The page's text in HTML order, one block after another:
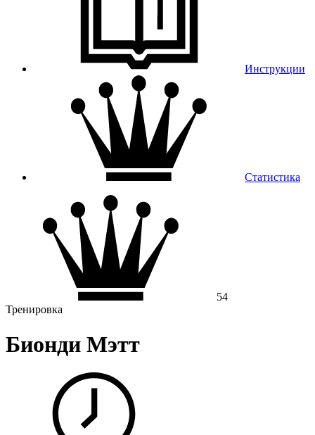
Инструкции
Статистика
54
Тренировка
Бионди Мэтт